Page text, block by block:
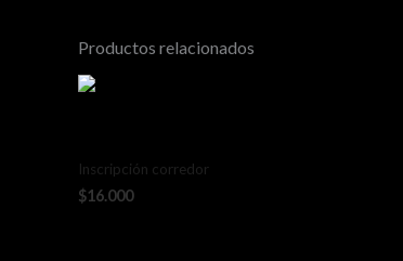
Productos relacionados
Inscripción corredor
$16.000